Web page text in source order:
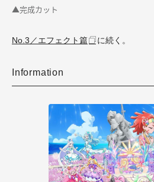
▲完成カット
No.3／エフェクト篇 に続く。
Information